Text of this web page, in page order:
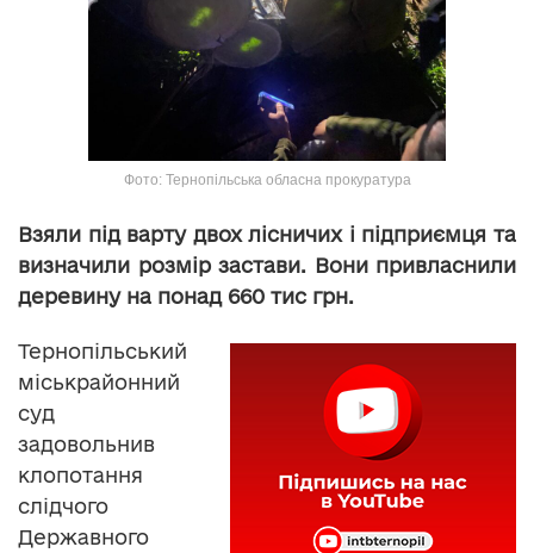
Фото: Тернопільська обласна прокуратура
Взяли під варту двох лісничих і підприємця та
визначили розмір застави. Вони привласнили
деревину на понад 660 тис грн.
Тернопільський
міськрайонний
суд
задовольнив
клопотання
слідчого
Державного